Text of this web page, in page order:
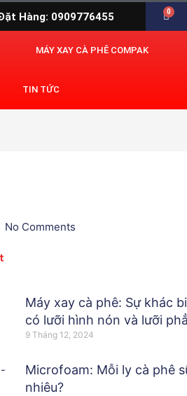
Hàng: 0909776455 0
Cart
MÁY XAY CÀ PHÊ COMPAK
TIN TỨC
No Comments
Máy xay cà phê: Sự khác
có lưỡi hình nón và lưỡi
9 Tháng 12, 2024
Microfoam: Mỗi ly cà phê
nhiêu?